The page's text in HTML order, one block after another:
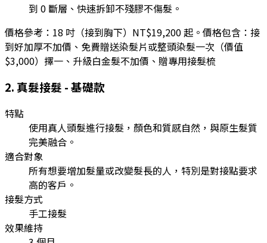
到 0 斷層、快速拆卸不殘膠不傷髮。
價格參考： 18 吋（接到胸下）NT$19,200 起。價格包含：接
到好加厚不加價、免費贈送染髮片或整頭染髮一次（價值
$3,000）擇一、升級白金髮不加價、贈專用接髮梳
2. 真髮接髮 - 基礎款
特點
使用真人頭髮進行接髮，顏色和質感自然，與原生髮質
完美融合。
適合對象
所有想要增加髮量或改變髮長的人，特別是對接點要求
高的客戶。
接髮方式
手工接髮
效果維持